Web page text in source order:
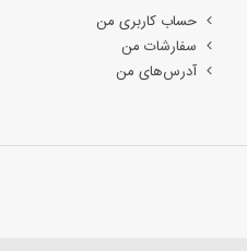
حساب کاربری من
سفارشات من
آدرس‌های من